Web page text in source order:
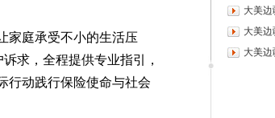
庭承受不小的生活压
求，全程提供专业指引，
行动践行保险使命与社会
大美
大美
大美